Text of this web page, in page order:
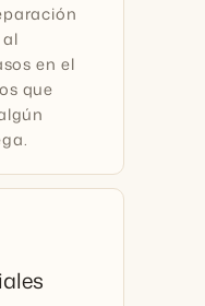
en el
que